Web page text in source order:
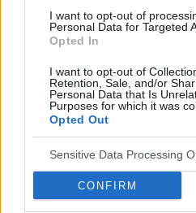
I want to opt-out of
Personal Data for Targeted
Opted In
I want to opt-out of
Retention, Sale, and/or
Personal Data that Is
Purposes for which it was
Opted Out
Sensitive Data Processing
CONFIRM
na kelzy ( również bez
Nie wiem do kogo ma się
tej krwi jest zawsze
bolą mnie cały czas